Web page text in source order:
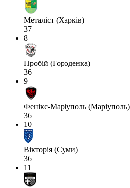
Металіст (Харків)
37
8
Пробій (Городенка)
36
9
Фенікс-Маріуполь (Маріуполь)
36
10
Вікторія (Суми)
36
11